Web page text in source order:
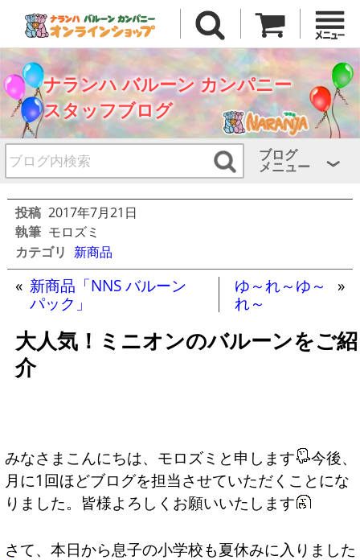
ナランハ バルーン カンパニー
スタッフブログ
ブログ
メニュー
投稿 2017年7月21日
執筆 モロズミ
カテゴリ 新商品
« 新商品「NNS バルーン
パック」
ゆ～れ～ゆ～
れ～
»
大人気！ミニオンのバルーンをご紹
介
みなさまこんにちは、モロズミと申します
今後、
月に1回ほどブログを担当させていただくことにな
りました。皆様よろしくお願いいたします
さて、本日から息子の小学校も夏休みに入りました